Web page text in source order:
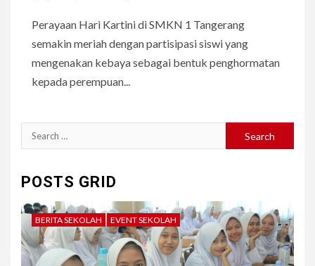
Perayaan Hari Kartini di SMKN 1 Tangerang
semakin meriah dengan partisipasi siswi yang
mengenakan kebaya sebagai bentuk penghormatan
kepada perempuan...
Search
for:
POSTS GRID
BERITA SEKOLAH EVENT SEKOLAH